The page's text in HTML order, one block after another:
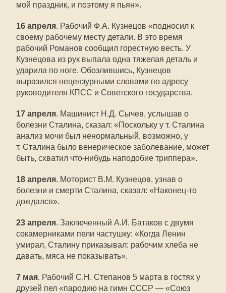
мой праздник, и поэтому я пьян».
16 апреля. Рабочий Ф.А. Кузнецов «подносил к
своему рабочему месту детали. В это время
рабочий Романов сообщил горестную весть. У
Кузнецова из рук выпала одна тяжелая деталь и
ударила по ноге. Обозлившись, Кузнецов
выразился нецензурными словами по адресу
руководителя КПСС и Советского государства.
17 апреля. Машинист Н.Д. Сычев, услышав о
болезни Сталина, сказал: «Поскольку у т. Сталина
анализ мочи был ненормальный, возможно, у
т. Сталина было венерическое заболевание, может
быть, схватил что-нибудь наподобие триппера».
18 апреля. Моторист В.М. Кузнецов, узнав о
болезни и смерти Сталина, сказал: «Наконец-то
дождался».
23 апреля. Заключенный А.И. Батаков с двумя
сокамерниками пели частушку: «Когда Ленин
умирал, Сталину приказывал: рабочим хлеба не
давать, мяса не показывать».
7 мая. Рабочий С.Н. Степанов 5 марта в гостях у
друзей пел «пародию на гимн СССР — «Союз